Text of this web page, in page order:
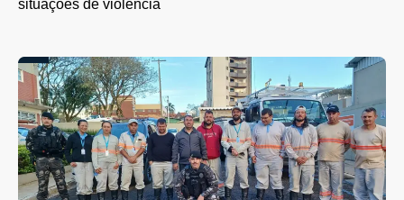
situações de violência